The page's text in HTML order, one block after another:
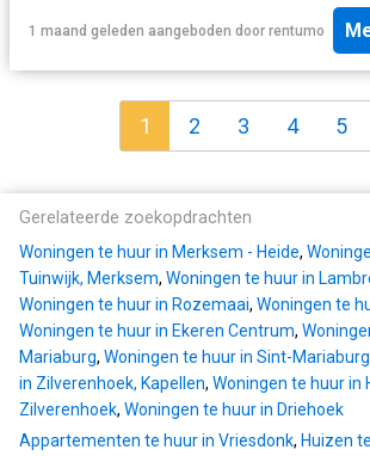
1 maand geleden aangeboden door rentumo
1 2 3 4 5
Gerelateerde zoekopdrachten
Woningen te huur in Merksem - Heide,
Tuinwijk, Merksem, Woningen te huur in
Woningen te huur in Rozemaai, Woningen te
Woningen te huur in Ekeren Centrum,
Mariaburg, Woningen te huur in Sint-Mariaburg
in Zilverenhoek, Kapellen, Woningen te huur in
Zilverenhoek, Woningen te huur in Driehoek
Appartementen te huur in Vriesdonk, Huizen